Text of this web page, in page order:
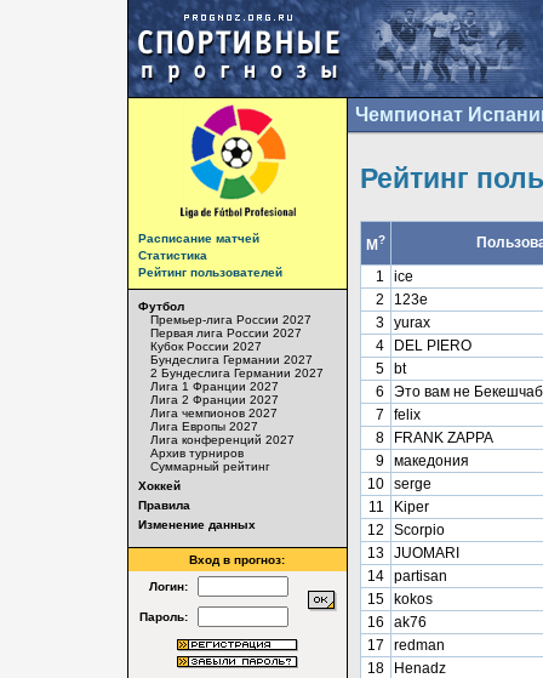
Расписание матчей
Статистика
Рейтинг пользователей
Футбол
Премьер-лига России 2027
Первая лига России 2027
Кубок России 2027
Бундеслига Германии 2027
2 Бундеслига Германии 2027
Лига 1 Франции 2027
Лига 2 Франции 2027
Лига чемпионов 2027
Лига Европы 2027
Лига конференций 2027
Архив турниров
Суммарный рейтинг
Хоккей
Правила
Изменение данных
Вход в прогноз:
Логин:
Пароль:
Чемпионат
Рейтинг
М?
1
ice
2
123e
3 yurax
4
DEL PIERO
5
bt
6
Это вам не
7
felix
8
FRANK ZAPPA
9 македония
10 serge
11
Kiper
12
Scorpio
13 JUOMARI
14 partisan
15
kokos
16
ak76
17
redman
18
Henadz